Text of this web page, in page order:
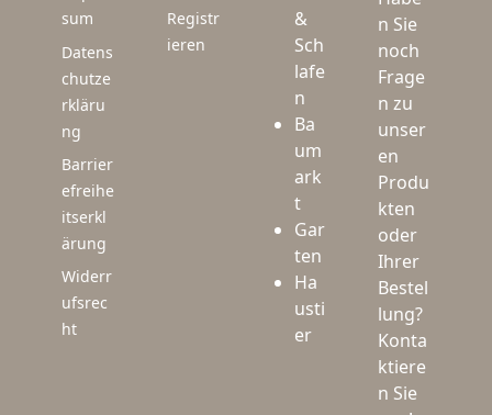
sum
Datens
chutze
rkläru
ng
Barrier
efreihe
itserkl
ärung
Widerr
ufsrec
ht
Registr
ieren
&
Sch
lafe
n
Ba
um
ark
t
Gar
ten
Ha
usti
er
n Sie
noch
Frage
n zu
unser
en
Produ
kten
oder
Ihrer
Bestel
lung?
Konta
ktiere
n Sie